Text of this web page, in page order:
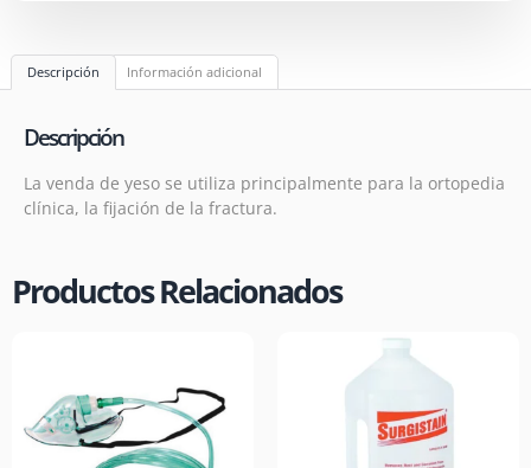
Descripción Información adicional
Descripción
La venda de yeso se utiliza principalmente para la ortopedia
clínica, la fijación de la fractura.
Productos Relacionados